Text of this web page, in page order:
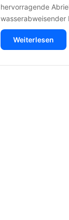
hervorragende
wasserabweisender
Weiterlesen